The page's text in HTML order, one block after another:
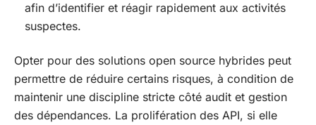
afin d’identifier et réagir rapidement aux activités
suspectes.
Opter pour des solutions open source hybrides peut
permettre de réduire certains risques, à condition de
maintenir une discipline stricte côté audit et gestion
des dépendances. La prolifération des API, si elle